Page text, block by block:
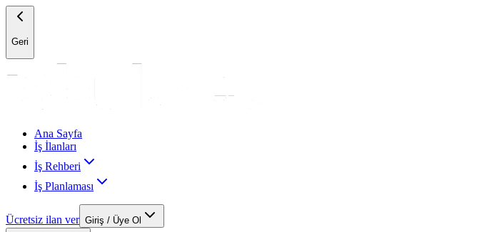
Geri
Ana Sayfa
İş İlanları
İş Rehberi
İş Planlaması
Ücretsiz ilan ver Giriş / Üye Ol